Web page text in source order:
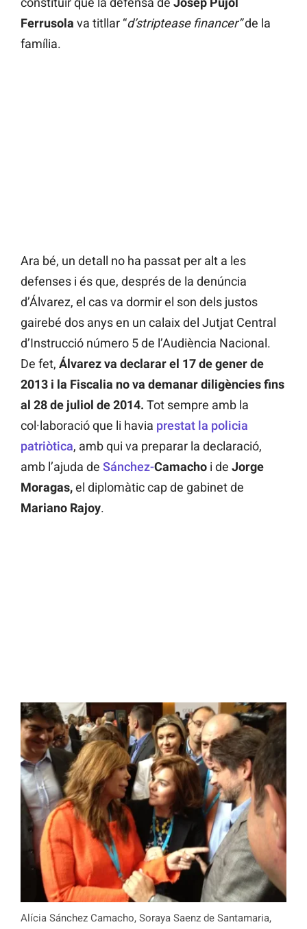
Ferrusola va titllar “d’striptease financer”de la
família.
Ara bé, un detall no ha passat per alt a les
defenses i és que, després de la denúncia
d’Álvarez, el cas va dormir el son dels justos
gairebé dos anys en un calaix del Jutjat Central
d’Instrucció número 5 de l’Audiència Nacional.
De fet, Álvarez va declarar el 17 de gener de
2013 i la Fiscalia no va demanar diligències fins
al 28 de juliol de 2014. Tot sempre amb la
col·laboració que li havia prestat la policia
patriòtica, amb qui va preparar la declaració,
amb l’ajuda de Sánchez-Camacho i de Jorge
Moragas,el diplomàtic cap de gabinet de
Mariano Rajoy.
Alícia Sánchez Camacho, Soraya Saenz de Santamaria,